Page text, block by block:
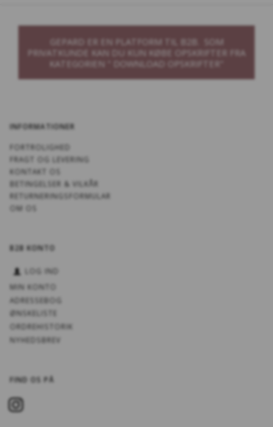
GEPARD ER EN PLATFORM TIL B2B. SOM
PRIVATKUNDE KAN DU KUN KØBE OPSKRIFTER FRA
KATEGORIEN " DOWNLOAD OPSKRIFTER"
INFORMATIONER
FORTROLIGHED
FRAGT OG LEVERING
KONTAKT OS
BETINGELSER & VILKÅR
RETURNERINGSFORMULAR
OM OS
B2B KONTO
LOG IND
MIN KONTO
ADRESSEBOG
ØNSKELISTE
ORDREHISTORIK
NYHEDSBREV
FIND OS PÅ